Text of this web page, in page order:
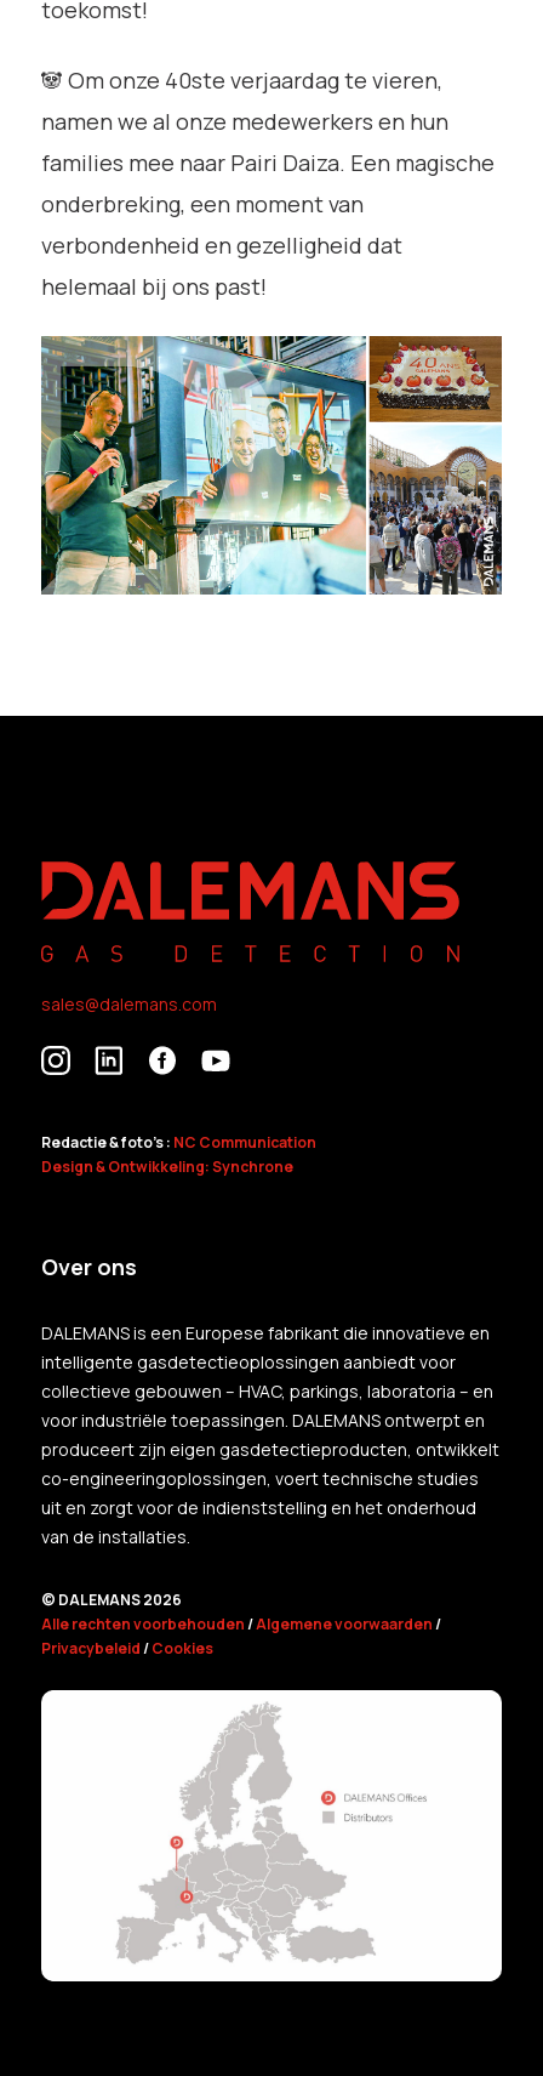
toekomst!
🐼 Om onze 40ste verjaardag te vieren,
namen we al onze medewerkers en hun
families mee naar Pairi Daiza. Een magische
onderbreking, een moment van
verbondenheid en gezelligheid dat
helemaal bij ons past!
sales@dalemans.com
Redactie & foto's : NC Communication
Design & Ontwikkeling: Synchrone
Over ons
DALEMANS is een Europese fabrikant die innovatieve en
intelligente gasdetectieoplossingen aanbiedt voor
collectieve gebouwen – HVAC, parkings, laboratoria – en
voor industriële toepassingen. DALEMANS ontwerpt en
produceert zijn eigen gasdetectieproducten, ontwikkelt
co-engineeringoplossingen, voert technische studies
uit en zorgt voor de indienststelling en het onderhoud
van de installaties.
© DALEMANS 2026
Alle rechten voorbehouden/Algemene voorwaarden/
Privacybeleid/Cookies